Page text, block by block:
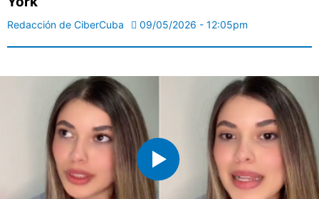
Redacción de CiberCuba 09/05/2026 - 12:05pm